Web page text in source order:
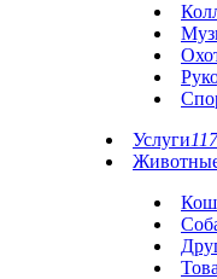
Услуги